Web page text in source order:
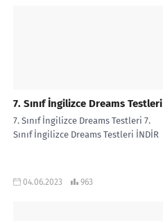
7. Sınıf İngilizce Dreams Testleri
7. Sınıf İngilizce Dreams Testleri 7.
Sınıf İngilizce Dreams Testleri İNDİR
04.06.2023 963